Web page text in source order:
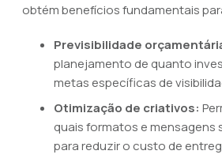
obtém benefícios fundamentais
Previsibilidade
planejamento de quanto
metas específicas de
Otimização de criativos:
quais formatos e mensagens
para reduzir o custo de